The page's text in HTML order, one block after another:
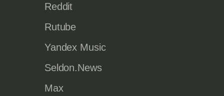
Reddit
Rutube
Yandex Music
Seldon.News
Max